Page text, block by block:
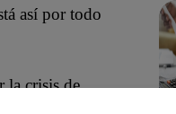
así por todo
la crisis de